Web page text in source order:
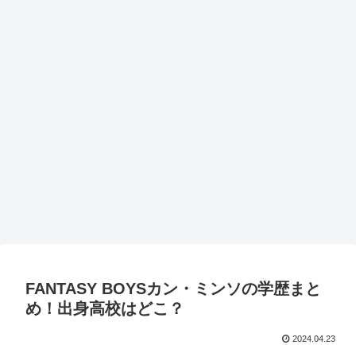
FANTASY BOYSカン・ミンソの学歴まと
め！出身高校はどこ？
2024.04.23